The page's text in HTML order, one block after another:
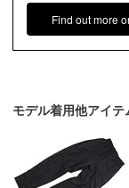
Find out more
モデル着用他アイテ